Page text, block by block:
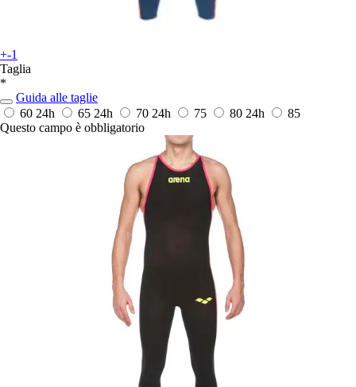
+-1
Taglia
*
Guida alle taglie
60 24h 65 24h 70 24h 75 80 24h
85
Questo campo è obbligatorio